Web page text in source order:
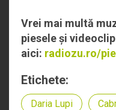
Vrei mai multă
piesele și
aici: radiozu.ro/
Etichete:
Daria Lupi